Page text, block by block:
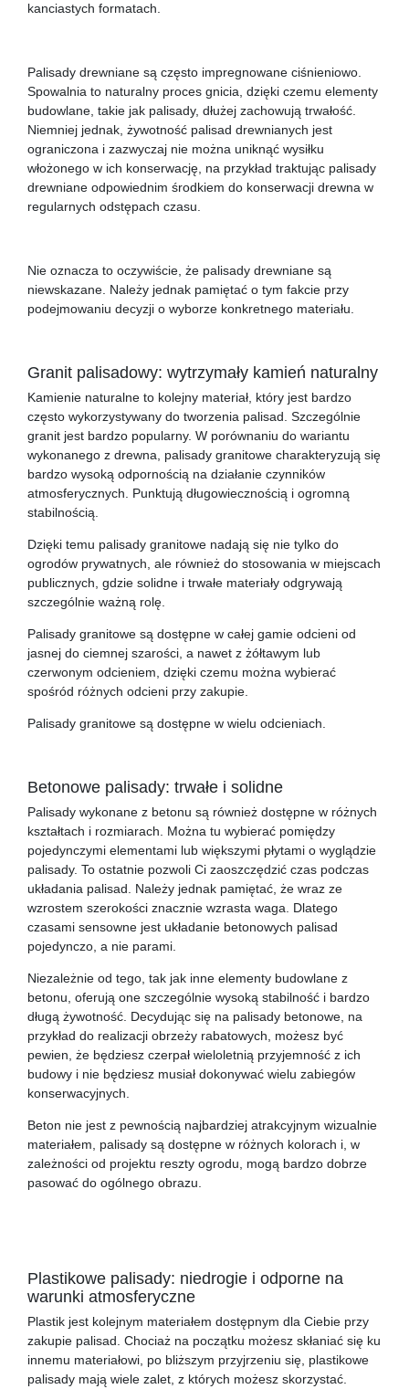
kanciastych formatach.
Palisady drewniane są często impregnowane ciśnieniowo.
Spowalnia to naturalny proces gnicia, dzięki czemu elementy
budowlane, takie jak palisady, dłużej zachowują trwałość.
Niemniej jednak, żywotność palisad drewnianych jest
ograniczona i zazwyczaj nie można uniknąć wysiłku
włożonego w ich konserwację, na przykład traktując palisady
drewniane odpowiednim środkiem do konserwacji drewna w
regularnych odstępach czasu.
Nie oznacza to oczywiście, że palisady drewniane są
niewskazane. Należy jednak pamiętać o tym fakcie przy
podejmowaniu decyzji o wyborze konkretnego materiału.
Granit palisadowy: wytrzymały kamień naturalny
Kamienie naturalne to kolejny materiał, który jest bardzo
często wykorzystywany do tworzenia palisad. Szczególnie
granit jest bardzo popularny. W porównaniu do wariantu
wykonanego z drewna, palisady granitowe charakteryzują się
bardzo wysoką odpornością na działanie czynników
atmosferycznych. Punktują długowiecznością i ogromną
stabilnością.
Dzięki temu palisady granitowe nadają się nie tylko do
ogrodów prywatnych, ale również do stosowania w miejscach
publicznych, gdzie solidne i trwałe materiały odgrywają
szczególnie ważną rolę.
Palisady granitowe są dostępne w całej gamie odcieni od
jasnej do ciemnej szarości, a nawet z żółtawym lub
czerwonym odcieniem, dzięki czemu można wybierać
spośród różnych odcieni przy zakupie.
Palisady granitowe są dostępne w wielu odcieniach.
Betonowe palisady: trwałe i solidne
Palisady wykonane z betonu są również dostępne w różnych
kształtach i rozmiarach. Można tu wybierać pomiędzy
pojedynczymi elementami lub większymi płytami o wyglądzie
palisady. To ostatnie pozwoli Ci zaoszczędzić czas podczas
układania palisad. Należy jednak pamiętać, że wraz ze
wzrostem szerokości znacznie wzrasta waga. Dlatego
czasami sensowne jest układanie betonowych palisad
pojedynczo, a nie parami.
Niezależnie od tego, tak jak inne elementy budowlane z
betonu, oferują one szczególnie wysoką stabilność i bardzo
długą żywotność. Decydując się na palisady betonowe, na
przykład do realizacji obrzeży rabatowych, możesz być
pewien, że będziesz czerpał wieloletnią przyjemność z ich
budowy i nie będziesz musiał dokonywać wielu zabiegów
konserwacyjnych.
Beton nie jest z pewnością najbardziej atrakcyjnym wizualnie
materiałem, palisady są dostępne w różnych kolorach i, w
zależności od projektu reszty ogrodu, mogą bardzo dobrze
pasować do ogólnego obrazu.
Plastikowe palisady: niedrogie i odporne na
warunki atmosferyczne
Plastik jest kolejnym materiałem dostępnym dla Ciebie przy
zakupie palisad. Chociaż na początku możesz skłaniać się ku
innemu materiałowi, po bliższym przyjrzeniu się, plastikowe
palisady mają wiele zalet, z których możesz skorzystać.